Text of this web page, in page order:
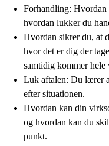
Forhandling: Hvordan
hvordan lukker du
Hvordan sikrer du, at
hvor det er dig der
samtidig kommer
Luk aftalen: Du lærer
efter situationen.
Hvordan kan din
og hvordan kan du
punkt.